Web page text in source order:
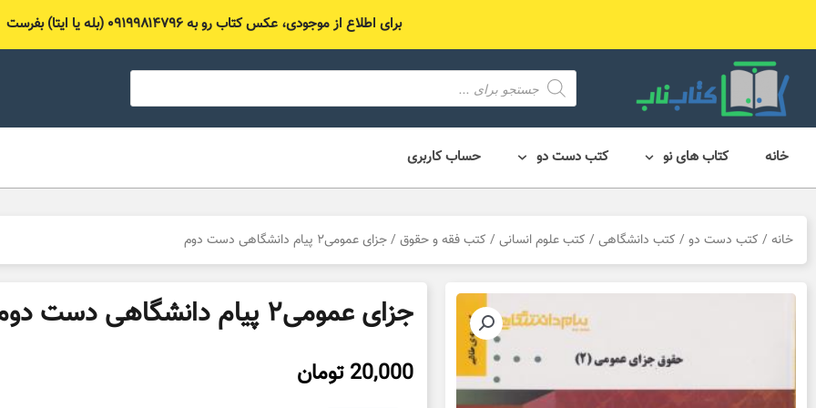
محتوا
برای اطلاع از موجودی، عکس کتاب رو به ۰۹۱۹۹۸۱۴۷۹۶ (بله یا ایتا) بفرست
محصول
search
خانه کتاب های نو کتب دست دو حساب کاربری
خانه / کتب دست دو / کتب دانشگاهی / کتب علوم انسانی / کتب فقه و حقوق / جزای عمومی۲ پیام دانشگاهی دست دوم
جزای عمومی۲ پیام دانشگاهی دست دوم
20,000 تومان